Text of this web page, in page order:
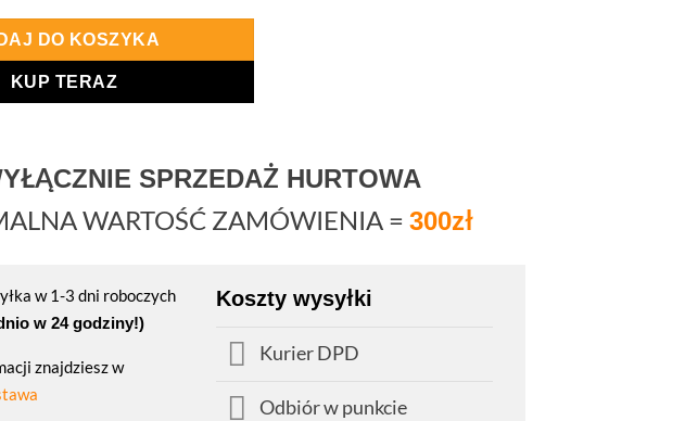
DO KOSZYKA
KUP TERAZ
SPRZEDAŻ HURTOWA
WARTOŚĆ ZAMÓWIENIA = 300zł
w 1-3 dni roboczych
w 24 godziny!)
znajdziesz w
Koszty wysyłki
Kurier DPD
Odbiór w punkcie